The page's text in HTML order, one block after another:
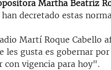
Martha Beatriz
decretado estas
Martí Roque Cabello
les gusta es gobernar
con vigencia para hoy".